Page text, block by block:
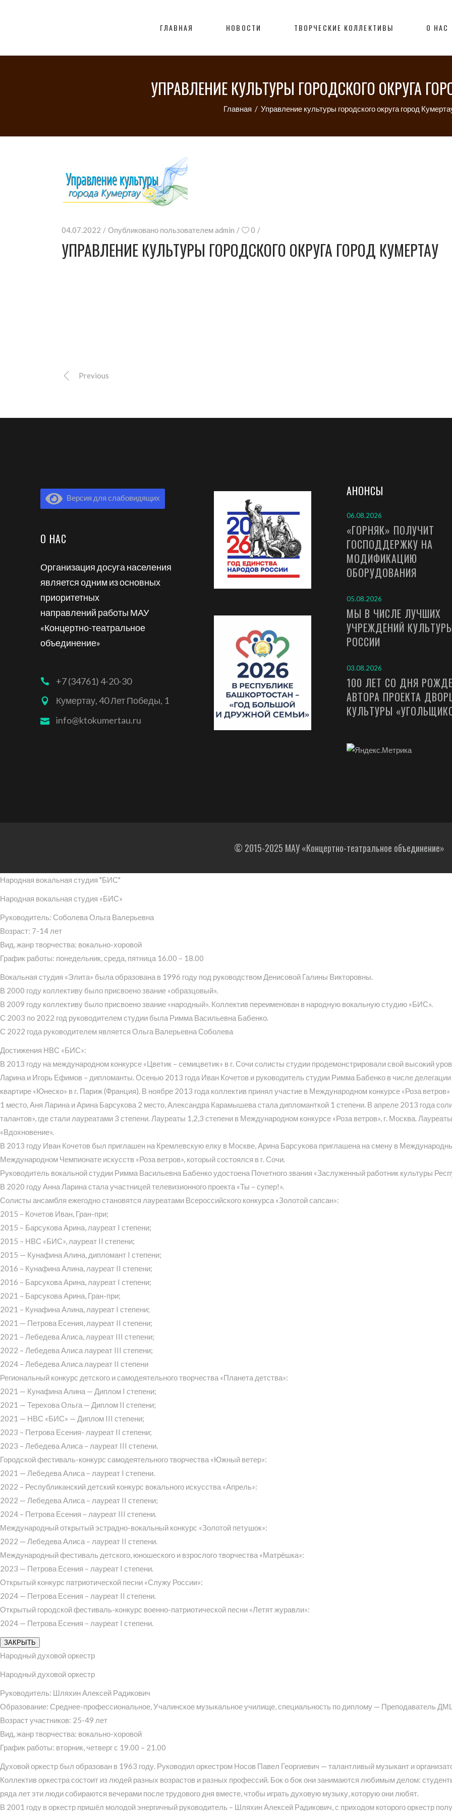
ГЛАВНАЯ НОВОСТИ ТВОРЧЕСКИЕ КОЛЛЕКТИВЫ О НАС
УПРАВЛЕНИЕ КУЛЬТУРЫ ГОРОДСКОГО ОКРУГА
Главная / Управление культуры городского округа город
04.07.2022 Опубликовано пользователемadmin 0
УПРАВЛЕНИЕ КУЛЬТУРЫ ГОРОДСКОГО ОКРУГА ГОРОД КУМЕРТАУ
Previous
Версия для слабовидящих
О НАС
Организация досуга населения
является одним из основных
приоритетных
направлений работы МАУ
«Концертно-театральное
объединение»
+7 (34761) 4-20-30
Кумертау, 40 Лет Победы, 1
info@ktokumertau.ru
АНОНСЫ
06.08.2026
«ГОРНЯК» ПОЛУЧИТ
ГОСПОДДЕРЖКУ НА
МОДИФИКАЦИЮ
ОБОРУДОВАНИЯ
05.08.2026
МЫ В ЧИСЛЕ ЛУЧШИХ
УЧРЕЖДЕНИЙ
РОССИИ
03.08.2026
100 ЛЕТ СО ДНЯ
АВТОРА ПРОЕКТА
КУЛЬТУРЫ
© 2015-2025 МАУ «Концертно-театральное объединение»
Народная вокальная студия "БИС"
Народная вокальная студия «БИС»
Руководитель: Соболева Ольга Валерьевна
Возраст: 7-14 лет
Вид, жанр творчества: вокально-хоровой
График работы: понедельник, среда, пятница 16.00 – 18.00
Вокальная студия «Элита» была образована в 1996 году под руководством Денисовой Галины Викторовны.
В 2000 году коллективу было присвоено звание «образцовый».
В 2009 году коллективу было присвоено звание «народный». Коллектив переименован в народную вокальную студию «БИС».
С 2003 по 2022 год руководителем студии была Римма Васильевна Бабенко.
С 2022 года руководителем является Ольга Валерьевна Соболева
Достижения НВС «БИС»:
В 2013 году на международном конкурсе «Цветик – семицветик» в г. Сочи солисты студии продемонстрировали свой высокий
Ларина и Игорь Ефимов – дипломанты. Осенью 2013 года Иван Кочетов и руководитель студии Римма Бабенко в числе
квартире «Юнеско» в г. Париж (Франция). В ноябре 2013 года коллектив принял участие в Международном конкурсе «Роза
1 место, Аня Ларина и Арина Барсукова 2 место, Александра Карамышева стала дипломанткой 1 степени. В апреле 2013 года
талантов», где стали лауреатами 3 степени. Лауреаты 1,2,3 степени в Международном конкурсе «Роза ветров», г. Москва.
«Вдохновение».
В 2013 году Иван Кочетов был приглашен на Кремлевскую елку в Москве, Арина Барсукова приглашена на смену в
Международном Чемпионате искусств «Роза ветров», который состоялся в г. Сочи.
Руководитель вокальной студии Римма Васильевна Бабенко удостоена Почетного звания «Заслуженный работник культуры
В 2020 году Анна Ларина стала участницей телевизионного проекта «Ты – супер!».
Солисты ансамбля ежегодно становятся лауреатами Всероссийского конкурса «Золотой сапсан»:
2015 – Кочетов Иван, Гран-при;
2015 – Барсукова Арина, лауреат I степени;
2015 – НВС «БИС», лауреат II степени;
2015 — Кунафина Алина, дипломант I степени;
2016 – Кунафина Алина, лауреат II степени;
2016 – Барсукова Арина, лауреат I степени;
2021 – Барсукова Арина, Гран-при;
2021 – Кунафина Алина, лауреат I степени;
2021 — Петрова Есения, лауреат II степени;
2021 – Лебедева Алиса, лауреат III степени;
2022 – Лебедева Алиса лауреат III степени;
2024 – Лебедева Алиса лауреат II степени
Региональный конкурс детского и самодеятельного творчества «Планета детства»:
2021 — Кунафина Алина — Диплом I степени;
2021 — Терехова Ольга — Диплом II степени;
2021 — НВС «БИС» — Диплом III степени;
2023 – Петрова Есения- лауреат II степени;
2023 – Лебедева Алиса – лауреат III степени.
Городской фестиваль-конкурс самодеятельного творчества «Южный ветер»:
2021 — Лебедева Алиса – лауреат I степени.
2022 – Республиканский детский конкурс вокального искусства «Апрель»:
2022 — Лебедева Алиса – лауреат II степени;
2024 – Петрова Есения – лауреат III степени.
Международный открытый эстрадно-вокальный конкурс «Золотой петушок»:
2022 — Лебедева Алиса – лауреат II степени.
Международный фестиваль детского, юношеского и взрослого творчества «Матрёшка»:
2023 — Петрова Есения – лауреат I степени.
Открытый конкурс патриотической песни «Служу России»:
2024 — Петрова Есения – лауреат II степени.
Открытый городской фестиваль-конкурс военно-патриотической песни «Летят журавли»:
2024 — Петрова Есения – лауреат I степени.
ЗАКРЫТЬ
Народный духовой оркестр
Народный духовой оркестр
Руководитель: Шляхин Алексей Радикович
Образование: Среднее-профессиональное, Учалинское музыкальное училище, специальность по диплому — Преподаватель
Возраст участников: 25-49 лет
Вид, жанр творчества: вокально-хоровой
График работы: вторник, четверг с 19.00 – 21.00
Духовой оркестр был образован в 1963 году. Руководил оркестром Носов Павел Георгиевич — талантливый музыкант и
Коллектив оркестра состоит из людей разных возрастов и разных профессий. Бок о бок они занимаются любимым делом:
ряда лет эти люди собираются вечерами после трудового дня вместе, чтобы играть духовую музыку, которую они любят.
В 2001 году в оркестр пришёл молодой энергичный руководитель – Шляхин Алексей Радикович, с приходом которого оркестр